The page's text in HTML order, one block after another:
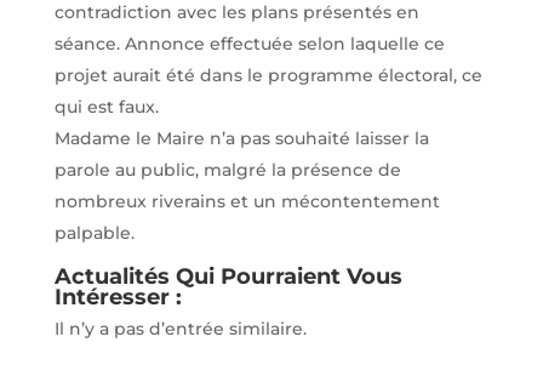
contradiction avec les plans présentés en
séance. Annonce effectuée selon laquelle ce
projet aurait été dans le programme électoral, ce
qui est faux.
Madame le Maire n’a pas souhaité laisser la
parole au public, malgré la présence de
nombreux riverains et un mécontentement
palpable.
Actualités Qui Pourraient Vous
Intéresser :
Il n’y a pas d’entrée similaire.